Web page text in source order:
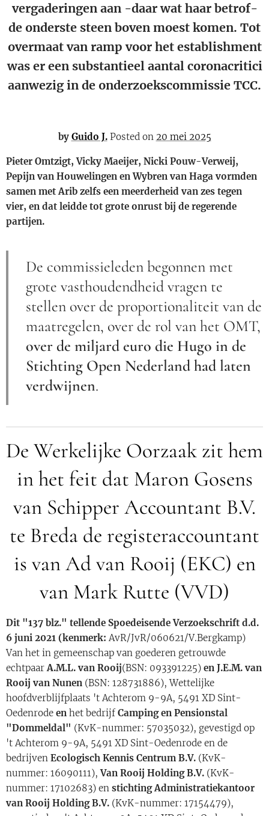
vergaderingen aan -daar wat haar betrof-
de onderste steen boven moest komen. Tot
overmaat van ramp voor het establishment
was er een substantieel aantal coronacritici
aanwezig in de onderzoekscommissie TCC.
by Guido J.Posted on 20 mei 2025
Pieter Omtzigt, Vicky Maeijer, Nicki Pouw-Verweij,
Pepijn van Houwelingen en Wybren van Haga vormden
samen met Arib zelfs een meerderheid van zes tegen
vier, en dat leidde tot grote onrust bij de regerende
partijen.
De commissieleden begonnen met
grote vasthoudendheid vragen te
stellen over de proportionaliteit van de
maatregelen, over de rol van het OMT,
over de miljard euro die Hugo in de
Stichting Open Nederlandhad laten
verdwijnen.
De Werkelijke Oorzaak zit hem
in het feit dat Maron Gosens
van Schipper Accountant B.V.
te Breda de registeraccountant
is van Ad van Rooij (EKC) en
van Mark Rutte (VVD)
Dit "137 blz." tellende Spoedeisende Verzoekschrift d.d.
6 juni 2021 (kenmerk: AvR/JvR/060621/V.Bergkamp)
Van het in gemeenschap van goederen getrouwde
echtpaar A.M.L. van Rooij(BSN: 093391225) en J.E.M. van
Rooij van Nunen (BSN: 128731886), Wettelijke
hoofdverblijfplaats 't Achterom 9-9A, 5491 XD Sint-
Oedenrode en het bedrijfCamping en Pensionstal
"Dommeldal" (KvK-nummer: 57035032), gevestigd op
't Achterom 9-9A, 5491 XD Sint-Oedenrode en de
bedrijven Ecologisch Kennis Centrum B.V. (KvK-
nummer: 16090111),Van Rooij Holding B.V. (KvK-
nummer: 17102683) en stichting Administratiekantoor
van Rooij Holding B.V. (KvK-nummer: 17154479),